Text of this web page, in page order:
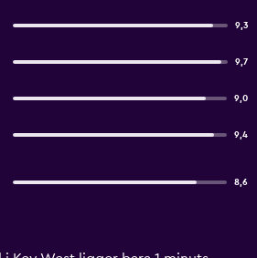
9,3
9,7
9,0
9,4
8,6